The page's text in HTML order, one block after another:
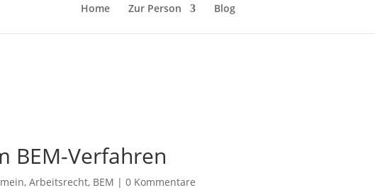
Home Zur Person Blog
BEM-Verfahren
,Arbeitsrecht, BEM |0 Kommentare